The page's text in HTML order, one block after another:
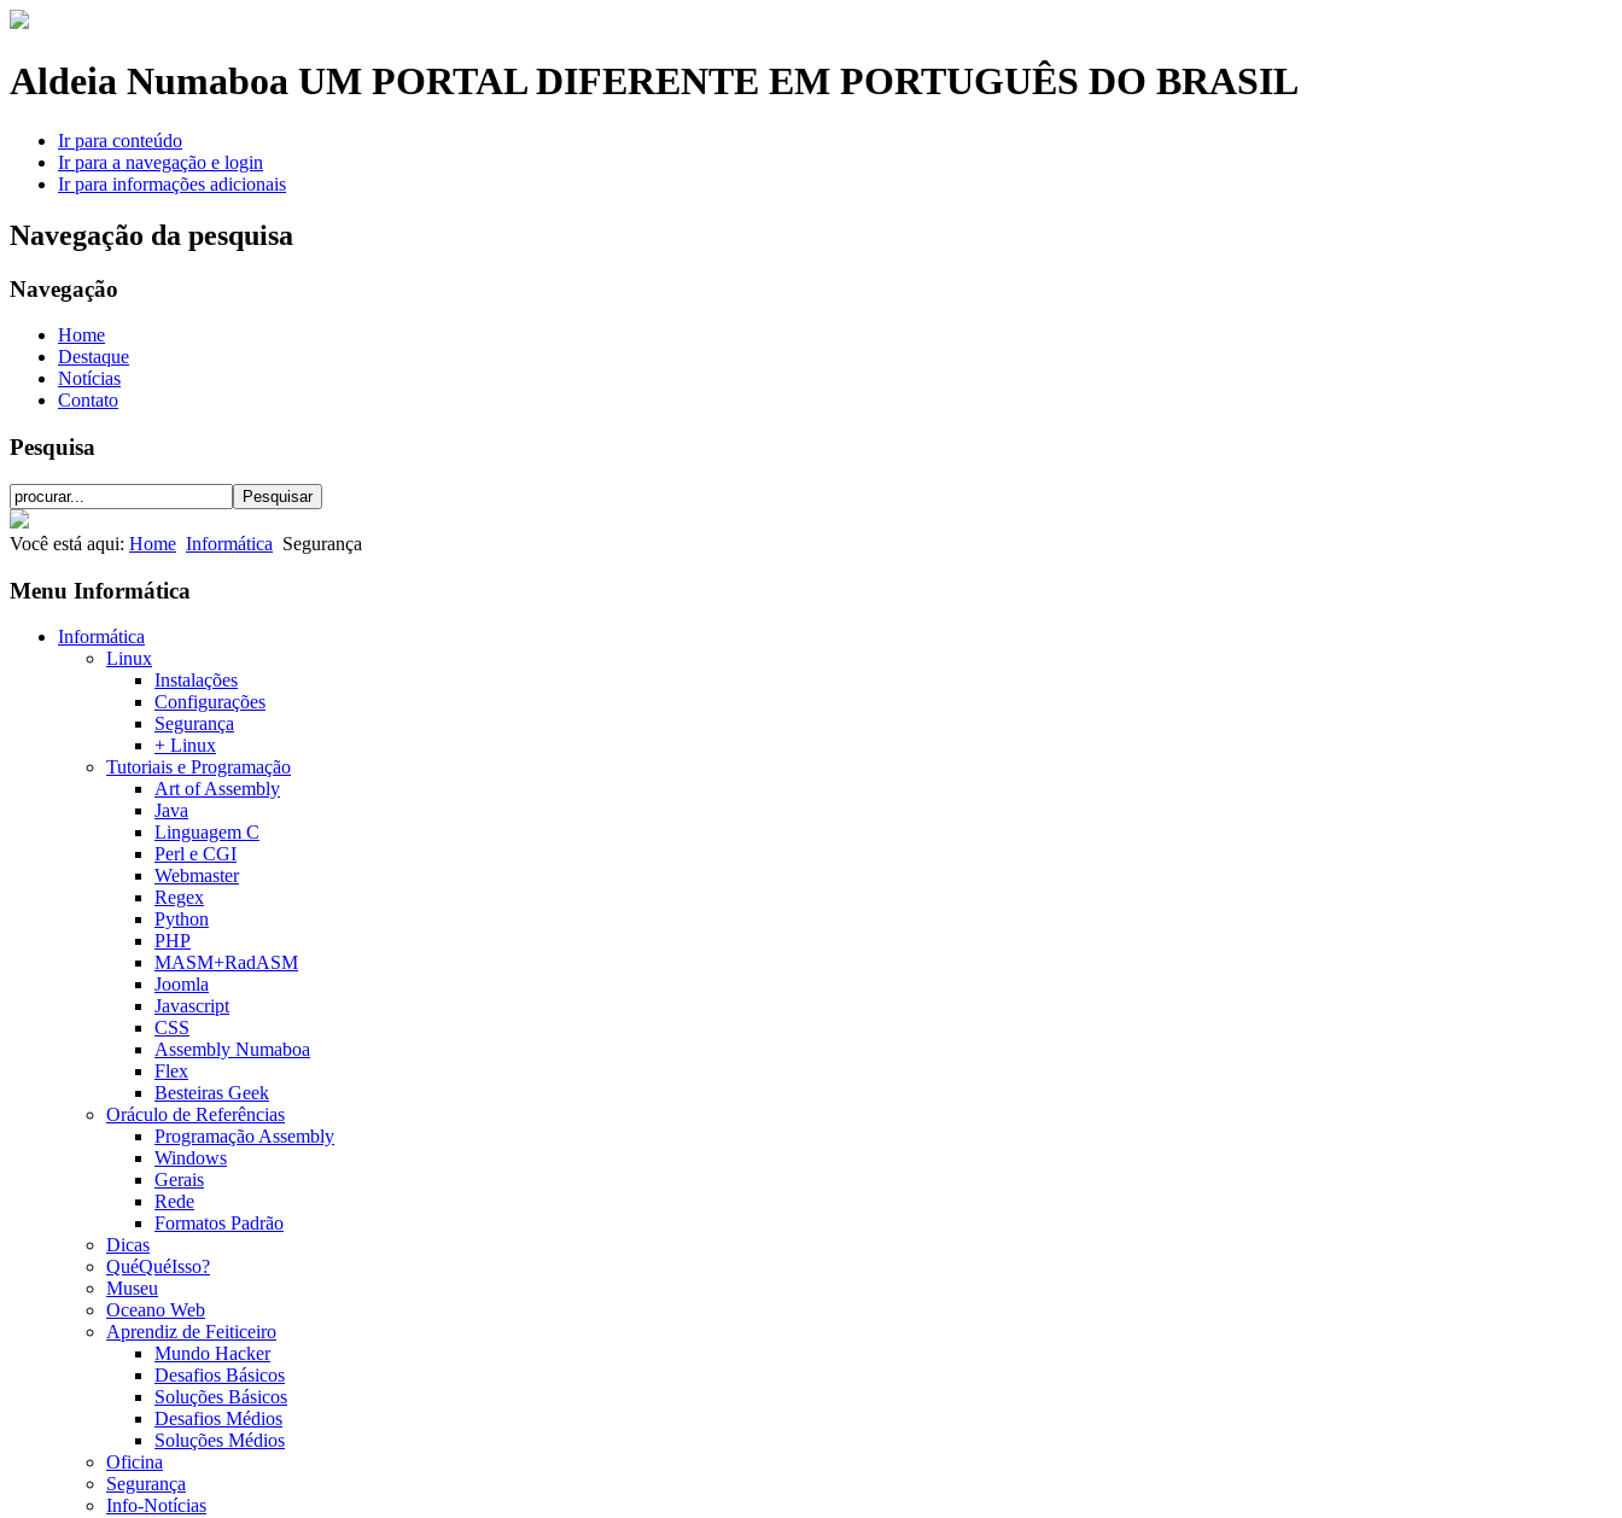
Aldeia Numaboa UM PORTAL DIFERENTE EM PORTUGUÊS DO BRASIL
Ir para conteúdo
Ir para a navegação e login
Ir para informações adicionais
Navegação da pesquisa
Navegação
Home
Destaque
Notícias
Contato
Pesquisa
Você está aqui: Home Informática Segurança
Menu Informática
Informática
Linux
Instalações
Configurações
Segurança
+ Linux
Tutoriais e Programação
Art of Assembly
Java
Linguagem C
Perl e CGI
Webmaster
Regex
Python
PHP
MASM+RadASM
Joomla
Javascript
CSS
Assembly Numaboa
Flex
Besteiras Geek
Oráculo de Referências
Programação Assembly
Windows
Gerais
Rede
Formatos Padrão
Dicas
QuéQuéIsso?
Museu
Oceano Web
Aprendiz de Feiticeiro
Mundo Hacker
Desafios Básicos
Soluções Básicos
Desafios Médios
Soluções Médios
Oficina
Segurança
Info-Notícias